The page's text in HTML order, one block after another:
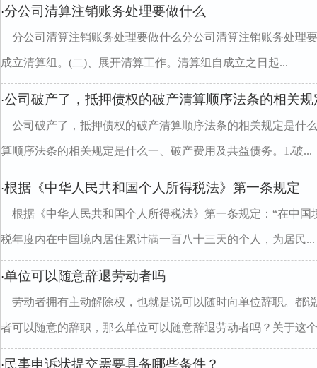
·分公司清算注销账务处理要做什么
分公司清算注销账务处理要做什么分公司清算注销账务处理
成立清算组。(二)、展开清算工作。清算组自成立之日起...
·公司破产了，抵押债权的破产清算顺序法条的相关
公司破产了，抵押债权的破产清算顺序法条的相关规定是什
算顺序法条的相关规定是什么一、破产费用及共益债务。1.破...
·根据《中华人民共和国个人所得税法》第一条规定
根据《中华人民共和国个人所得税法》第一条规定：“在中
税年度内在中国境内居住累计满一百八十三天的个人，为居民...
·单位可以随意辞退劳动者吗
劳动者拥有主动解除权，也就是说可以随时向单位辞职。都
者可以随意的辞职，那么单位可以随意辞退劳动者吗？关于这
· 民事申诉状提交需要具备哪些条件？